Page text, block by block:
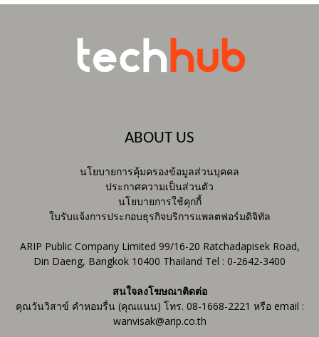
ABOUT US
นโยบายการคุ้มครองข้อมูลส่วนบุคคล
ประกาศความเป็นส่วนตัว
นโยบายการใช้คุกกี้
ใบรับแจ้งการประกอบธุรกิจบริการแพลตฟอร์มดิจิทัล
ARIP Public Company Limited 99/16-20 Ratchadapisek Road,
Din Daeng, Bangkok 10400 Thailand Tel : 0-2642-3400
สนใจลงโฆษณาติดต่อ
คุณวันวิสาข์ คำหอมรื่น (คุณแนน) โทร. 08-1668-2221 หรือ email :
wanvisak@arip.co.th